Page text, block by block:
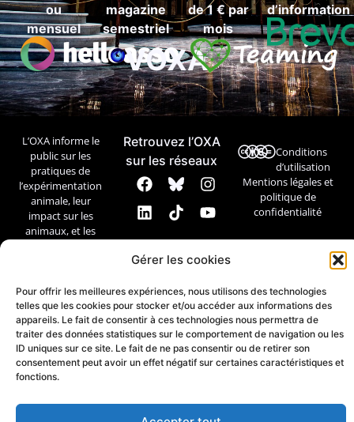
Gérer les cookies
Pour offrir les meilleures expériences, nous utilisons des technologies
telles que les cookies pour stocker et/ou accéder aux informations des
appareils. Le fait de consentir à ces technologies nous permettra de
traiter des données statistiques sur le comportement de navigation ou les
ID uniques sur ce site. Le fait de ne pas consentir ou de retirer son
consentement peut avoir un effet négatif sur certaines caractéristiques et
fonctions.
ou
mensuel
magazine
semestriel
VOXA
de 1 € par
mois
d’information
L’OXA informe le
public sur les
pratiques de
l’expérimentation
animale, leur
impact sur les
animaux, et les
Contact
Retrouvez l’OXA
sur les réseaux
Conditions
d’utilisation
Mentions légales et
politique de
confidentialité